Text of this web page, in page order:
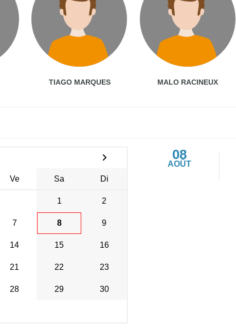
TIAGO MARQUES MALO RACINEUX
Ve Sa Di
1 2
7 8 9
14 15 16
21 22 23
28 29 30
08
AOÛT